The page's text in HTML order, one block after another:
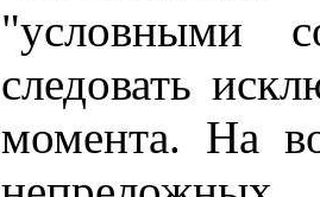
"условными
следовать
момента. На